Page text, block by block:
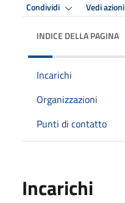
Condividi Vedi azioni
INDICE DELLA PAGINA
Incarichi
Organizzazioni
Punti di contatto
Incarichi